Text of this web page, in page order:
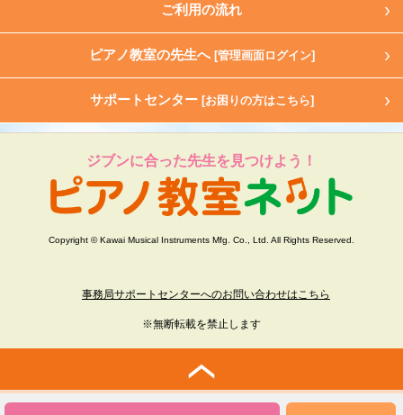
ご利用の流れ
ピアノ教室の先生へ [管理画面ログイン]
サポートセンター [お困りの方はこちら]
ジブンに合った先生を見つけよう！
Copyright © Kawai Musical Instruments Mfg. Co., Ltd. All Rights Reserved.
事務局サポートセンターへのお問い合わせはこちら
※無断転載を禁止します